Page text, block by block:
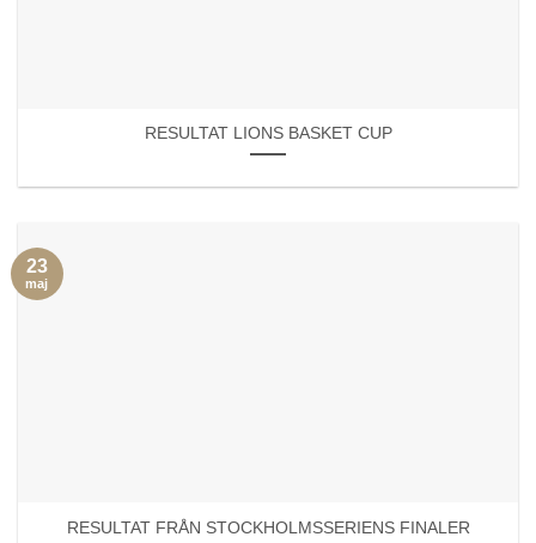
RESULTAT LIONS BASKET CUP
RESULTAT FRÅN STOCKHOLMSSERIENS FINALER
23
maj